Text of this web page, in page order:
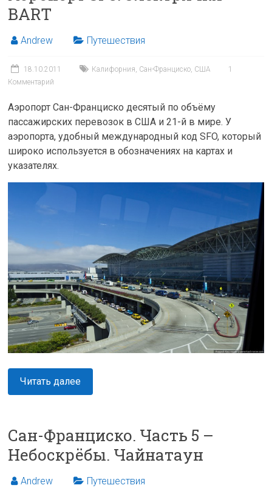
BART
Andrew Путешествия
18.10.2011 Калифорния, Сан-Франциско, США
1
Комментарий
Аэропорт Сан-Франциско десятый по объёму
пассажирских перевозок в США и 21-й в мире. У
аэропорта, удобный международный код SFO, который
широко используется в обозначениях на картах и
указателях.
Читать далее
Сан-Франциско. Часть 5 –
Небоскрёбы. Чайнатаун
Andrew Путешествия